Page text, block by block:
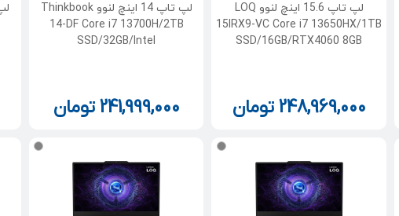
لپ تاپ 15.6 اینچ لنوو LOQ
15IRX9-VC Core i7 13650HX/1TB
SSD/16GB/RTX4060 8GB
248,969,000 تومان
لپ تاپ 14 اینچ لنوو Thinkbook
14-DF Core i7 13700H/2TB
SSD/32GB/Intel
241,999,000 تومان